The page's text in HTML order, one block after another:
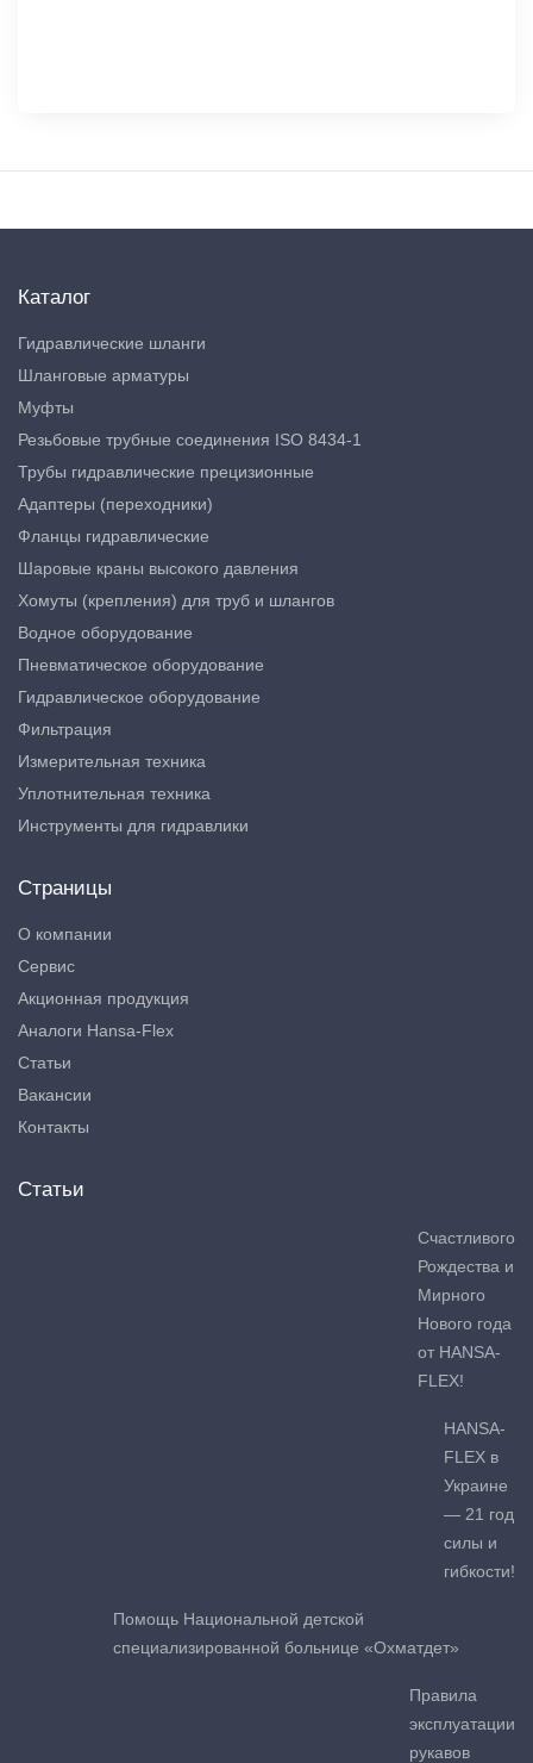
Каталог
Гидравлические шланги
Шланговые арматуры
Муфты
Резьбовые трубные соединения ISO 8434-1
Трубы гидравлические прецизионные
Адаптеры (переходники)
Фланцы гидравлические
Шаровые краны высокого давления
Хомуты (крепления) для труб и шлангов
Водное оборудование
Пневматическое оборудование
Гидравлическое оборудование
Фильтрация
Измерительная техника
Уплотнительная техника
Инструменты для гидравлики
Страницы
О компании
Сервис
Акционная продукция
Аналоги Hansa-Flex
Статьи
Вакансии
Контакты
Статьи
Счастливого
Рождества и
Мирного
Нового года
от HANSA-
FLEX!
HANSA-
FLEX в
Украине
— 21 год
силы и
гибкости!
Помощь Национальной детской
специализированной больнице «Охматдет»
Правила
эксплуатации
рукавов